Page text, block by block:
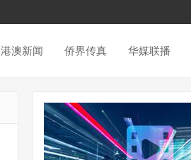
港澳新闻 侨界传真 华媒联播